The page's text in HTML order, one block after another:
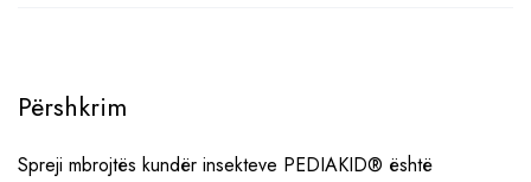
Përshkrim
Spreji mbrojtës kundër insekteve PEDIAKID® është